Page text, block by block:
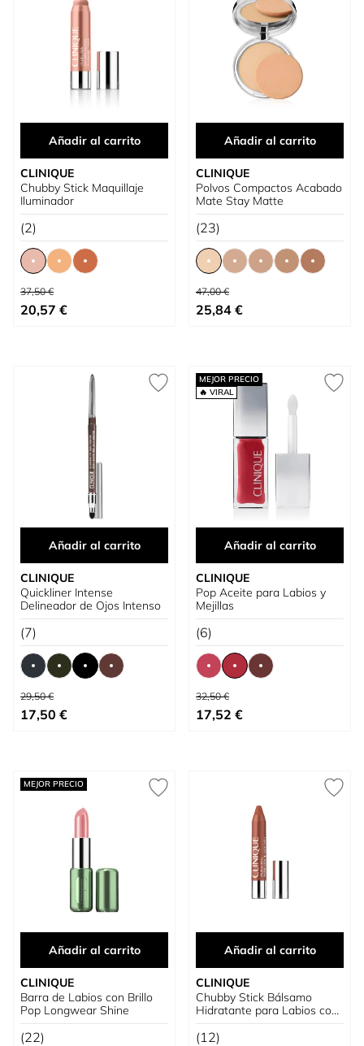
Añadir al carrito
CLINIQUE
Chubby Stick Maquillaje
Iluminador
(2)
Precio habitual
37,50 €
Tan bajo como
20,57 €
Añadir al carrito
CLINIQUE
Polvos Compactos Acabado
Mate Stay Matte
(23)
Precio habitual
47,00 €
Tan bajo como
25,84 €
Añadir al carrito
CLINIQUE
Quickliner Intense
Delineador de Ojos Intenso
(7)
Precio habitual
29,50 €
Tan bajo como
17,50 €
MEJOR PRECIO
🔥 VIRAL
Añadir al carrito
CLINIQUE
Pop Aceite para Labios y
Mejillas
(6)
Precio habitual
32,50 €
Tan bajo como
17,52 €
MEJOR PRECIO
Añadir al carrito
CLINIQUE
Barra de Labios con Brillo
Pop Longwear Shine
(22)
Añadir al carrito
CLINIQUE
Chubby Stick Bálsamo
Hidratante para Labios con
Color
(12)